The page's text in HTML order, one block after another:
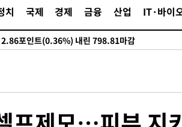
치 국제 경제 금융 산업 IT·바이
접대 7경기 들여다보니…한국 축구 '5승 2무'
선 약보합…0.60% 내린 6258.77에 마쳐
'계엄 수용공간 확보' 신용해 前교정본부장 기소
에 성접대 파문까지…'쑥대밭' 된 축구협회